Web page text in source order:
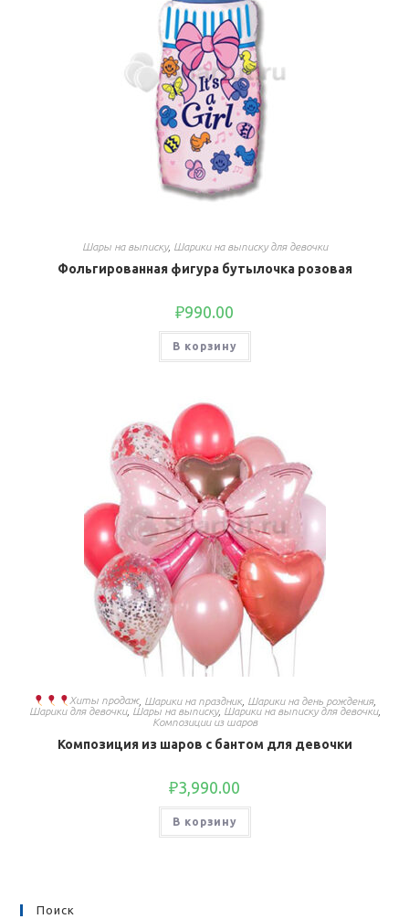
Шары на выписку, Шарики на выписку для девочки
Фольгированная фигура бутылочка розовая
₽990.00
В корзину
Хиты продаж, Шарики на праздник, Шарики на день рождения,
Шарики для девочки, Шары на выписку, Шарики на выписку для девочки,
Композиции из шаров
Композиция из шаров с бантом для девочки
₽3,990.00
В корзину
Поиск